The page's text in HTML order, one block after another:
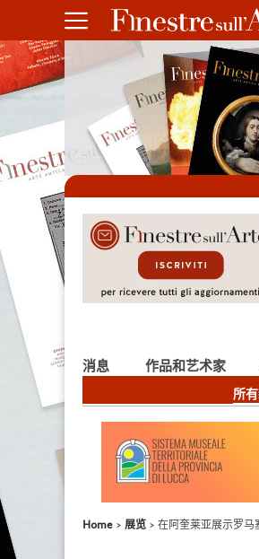
消息
所
作品和艺术家
Home 展览 在阿奎莱亚展示罗马